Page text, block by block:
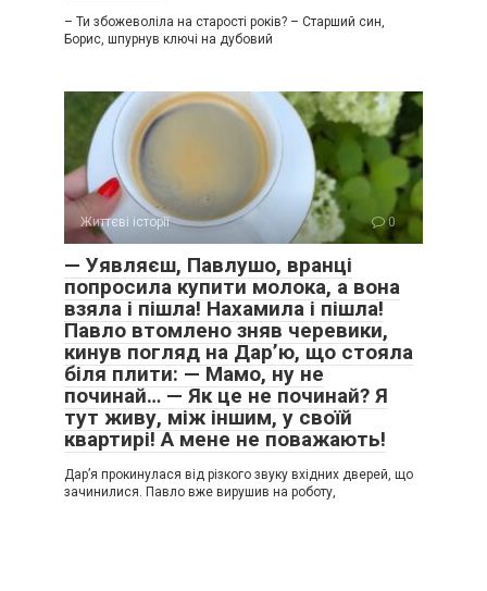
– Ти збожеволіла на старості років? – Старший син,
Борис, шпурнув ключі на дубовий
Життєві історії 0
— Уявляєш, Павлушо, вранці
попросила купити молока, а вона
взяла і пішла! Нахамила і пішла!
Павло втомлено зняв черевики,
кинув погляд на Дар’ю, що стояла
біля плити: — Мамо, ну не
починай… — Як це не починай? Я
тут живу, між іншим, у своїй
квартирі! А мене не поважають!
Дар’я прокинулася від різкого звуку вхідних дверей, що
зачинилися. Павло вже вирушив на роботу,